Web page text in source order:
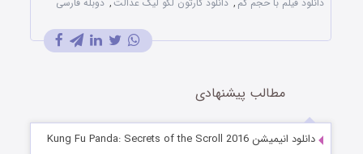
مطالب پیشنهادی
دانلود انیمیشن Kung Fu Panda: Secrets of the Scroll 2016